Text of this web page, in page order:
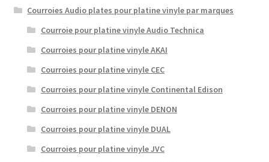
Courroies Audio plates pour platine vinyle par marques
Courroie pour platine vinyle Audio Technica
Courroies pour platine vinyle AKAI
Courroies pour platine vinyle CEC
Courroies pour platine vinyle Continental Edison
Courroies pour platine vinyle DENON
Courroies pour platine vinyle DUAL
Courroies pour platine vinyle JVC